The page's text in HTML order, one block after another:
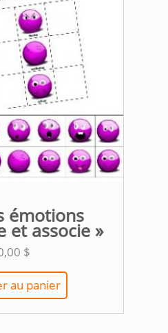
émotions
et associe »
$
au panier